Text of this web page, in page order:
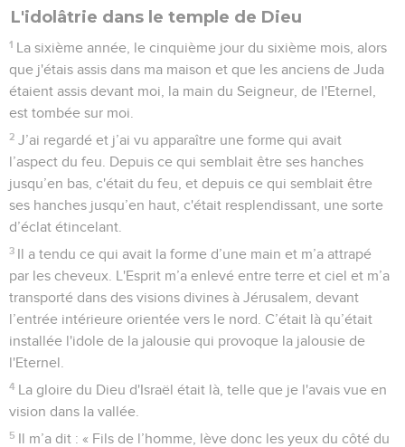
L'idolâtrie dans le temple de Dieu
1 La sixième année, le cinquième jour du sixième mois, alors
que j'étais assis dans ma maison et que les anciens de Juda
étaient assis devant moi, la main du Seigneur, de l'Eternel,
est tombée sur moi.
2 J’ai regardé et j’ai vu apparaître une forme qui avait
l’aspect du feu. Depuis ce qui semblait être ses hanches
jusqu’en bas, c'était du feu, et depuis ce qui semblait être
ses hanches jusqu’en haut, c'était resplendissant, une sorte
d’éclat étincelant.
3 Il a tendu ce qui avait la forme d’une main et m’a attrapé
par les cheveux. L'Esprit m’a enlevé entre terre et ciel et m’a
transporté dans des visions divines à Jérusalem, devant
l’entrée intérieure orientée vers le nord. C’était là qu’était
installée l'idole de la jalousie qui provoque la jalousie de
l'Eternel.
4 La gloire du Dieu d'Israël était là, telle que je l'avais vue en
vision dans la vallée.
5 Il m’a dit : « Fils de l’homme, lève donc les yeux du côté du